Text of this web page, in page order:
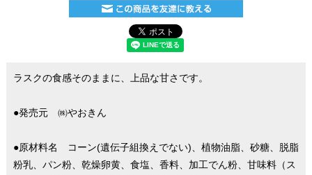
ラスクの食感そのままに、上品な甘さです。
●発売元 ㈱やおきん
●原材料名 コーン(遺伝子組換えでない)、植物油脂、砂糖、脱脂
粉乳、パン粉、乾燥卵黄、食塩、香料、加工でん粉、甘味料（ス